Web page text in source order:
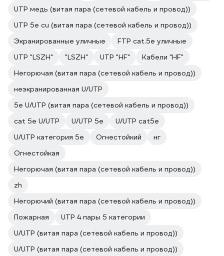
UTP медь (витая пара (сетевой кабель и провод))
UTP 5e cu (витая пара (сетевой кабель и провод))
Экранированные уличные
FTP cat.5e уличные
UTP "LSZH"
"LSZH" UTP "HF"
Кабели "HF"
Негорючая (витая пара (сетевой кабель и провод))
неэкранированная U/UTP
5е U/UTP (витая пара (сетевой кабель и провод))
cat 5e U/UTP
U/UTP 5e
U/UTP cat5e
U/UTP категория 5e
Огнестойкий
нг
Огнестойкая
Негорючая (витая пара (сетевой кабель и провод))
zh
Негорючий (витая пара (сетевой кабель и провод))
Пожарная
UTP 4 пары 5 категории
U/UTP (витая пара (сетевой кабель и провод))
U/UTP (витая пара (сетевой кабель и провод))